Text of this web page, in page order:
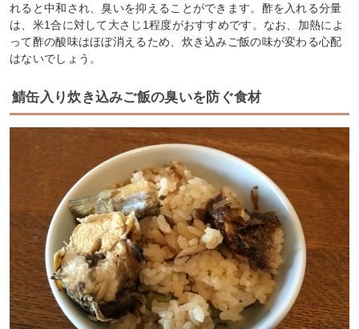
れると中和され、臭いを抑えることができます。酢を入れる分量
は、米1合に対して大さじ1程度がおすすめです。なお、加熱によ
って酢の酸味はほぼ消えるため、炊き込みご飯の味が変わる心配
はないでしょう。
鯖缶入り炊き込みご飯の臭いを防ぐ食材